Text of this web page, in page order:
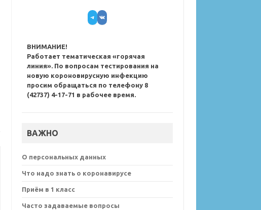
Telegram
VK
ВНИМАНИЕ!
Работает тематическая «горячая
линия». По вопросам тестирования на
новую короновирусную инфекцию
просим обращаться по телефону 8
(42737) 4-17-71 в рабочее время.
ВАЖНО
О персональных данных
Что надо знать о коронавирусе
Приём в 1 класс
Часто задаваемые вопросы